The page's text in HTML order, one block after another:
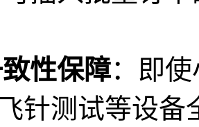
性保障：即
针测试等设备